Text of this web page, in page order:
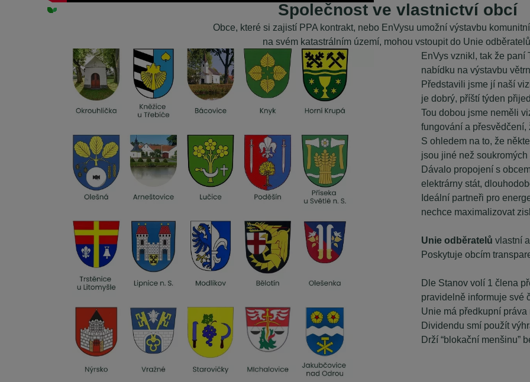
Společnost ve vlastnictví obcí
Obce, které si zajistí PPA kontrakt, nebo EnVysu umožní výstavbu
na svém katastrálním území, mohou vstoupit do Unie
EnVys vznikl, tak že paní
nabídku na výstavbu
Představili jsme jí naší
je dobrý, příští týden
Tou dobou jsme neměli
fungování a přesvědčení,
S ohledem na to, že
jsou jiné než
Dávalo propojení s
elektrárny stát,
Ideální partneři pro
nechce maximalizovat
Unie odběratelů vlastní
Poskytuje obcím
Dle Stanov volí 1 člena
pravidelně informuje své
Unie má předkupní
Dividendu smí použít
Drží “blokační menšinu”
Se starosty Vysočiny od vzniku komunitní energetiky do současnosti
„Je naším zájmem, aby odběratelé v našich obcích měli také přístup ke komunitní, levné
elektřině.“ „To, čeho si na EnVysu velmi ceníme, je transparentnost. Je tam opravdu všechno